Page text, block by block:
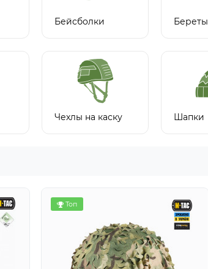
Бейсболки Береты
Чехлы на каску Шапки
Топ